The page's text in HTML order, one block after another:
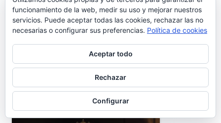
- Al enviar este comentario estoy aceptando la totalidad de las
codiciones de laPOLITICA DE PRIVACIDADYAVISO LEGAL.
Barra
lateral
INFORMÁTICA PARA HOSTELERÍA
funcionamiento de la web, medir su uso y mejorar nuestros
servicios. Puede aceptar todas las cookies, rechazar las no
necesarias o configurar sus preferencias. Política de cookies
Aceptar todo
Rechazar
Configurar